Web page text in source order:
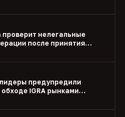
нелегальные
после принятия
предупредили
обходе IGRA рынками